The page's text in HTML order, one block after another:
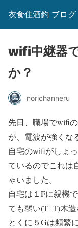
衣食住酒釣 ブログ
wifi中継器
か？
norichanneru
先日、職場でwifi
が、電波が強くな
自宅のwifiがしょ
ているのでこれは
ゃいました。
自宅は１Fに親機
ても弱い(T_T)木
とくに５Gは頻繁